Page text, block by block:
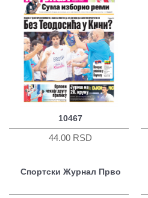
10467
44.00 RSD
Спортски Журнал Прво